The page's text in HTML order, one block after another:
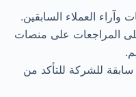
وآراء العملاء السابقين.
المراجعات على منصات
للشركة للتأكد من